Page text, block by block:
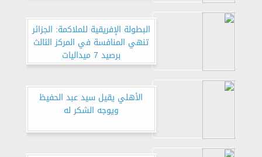
البطولة الإفريقية للملاكمة: الجزائر
تنهي المنافسة في المركز الثالث
برصيد 7 ميداليات
الأهلي يقيل سيد عبد الحفيظ
ويوجه الشكر له